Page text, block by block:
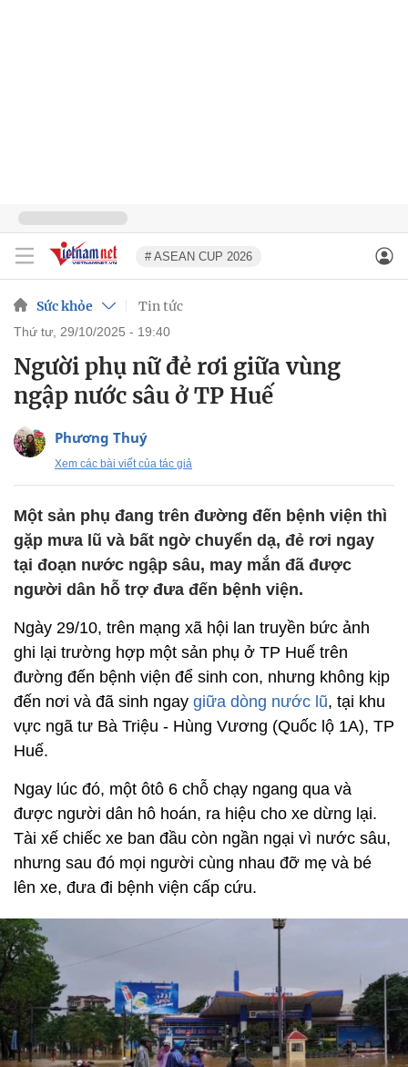
# ASEAN CUP 2026
Sức khỏe Tin tức
thứ tư, 29/10/2025 - 19:40
Người phụ nữ đẻ rơi giữa vùng
ngập nước sâu ở TP Huế
Phương Thuý
Xem các bài viết của tác giả
Một sản phụ đang trên đường đến bệnh viện thì
gặp mưa lũ và bất ngờ chuyển dạ, đẻ rơi ngay
tại đoạn nước ngập sâu, may mắn đã được
người dân hỗ trợ đưa đến bệnh viện.
Ngày 29/10, trên mạng xã hội lan truyền bức ảnh
ghi lại trường hợp một sản phụ ở TP Huế trên
đường đến bệnh viện để sinh con, nhưng không kịp
đến nơi và đã sinh ngay giữa dòng nước lũ, tại khu
vực ngã tư Bà Triệu - Hùng Vương (Quốc lộ 1A), TP
Huế.
Ngay lúc đó, một ôtô 6 chỗ chạy ngang qua và
được người dân hô hoán, ra hiệu cho xe dừng lại.
Tài xế chiếc xe ban đầu còn ngần ngại vì nước sâu,
nhưng sau đó mọi người cùng nhau đỡ mẹ và bé
lên xe, đưa đi bệnh viện cấp cứu.